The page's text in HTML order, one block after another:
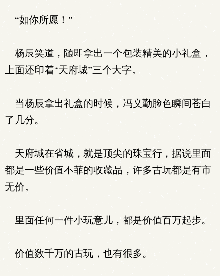
“如你所愿！”
杨辰笑道，随即拿出一个包装精美的小礼盒，
上面还印着“天府城”三个大字。
当杨辰拿出礼盒的时候，冯义勤脸色瞬间苍白
了几分。
天府城在省城，就是顶尖的珠宝行，据说里面
都是一些价值不菲的收藏品，许多古玩都是有市
无价。
里面任何一件小玩意儿，都是价值百万起步。
价值数千万的古玩，也有很多。